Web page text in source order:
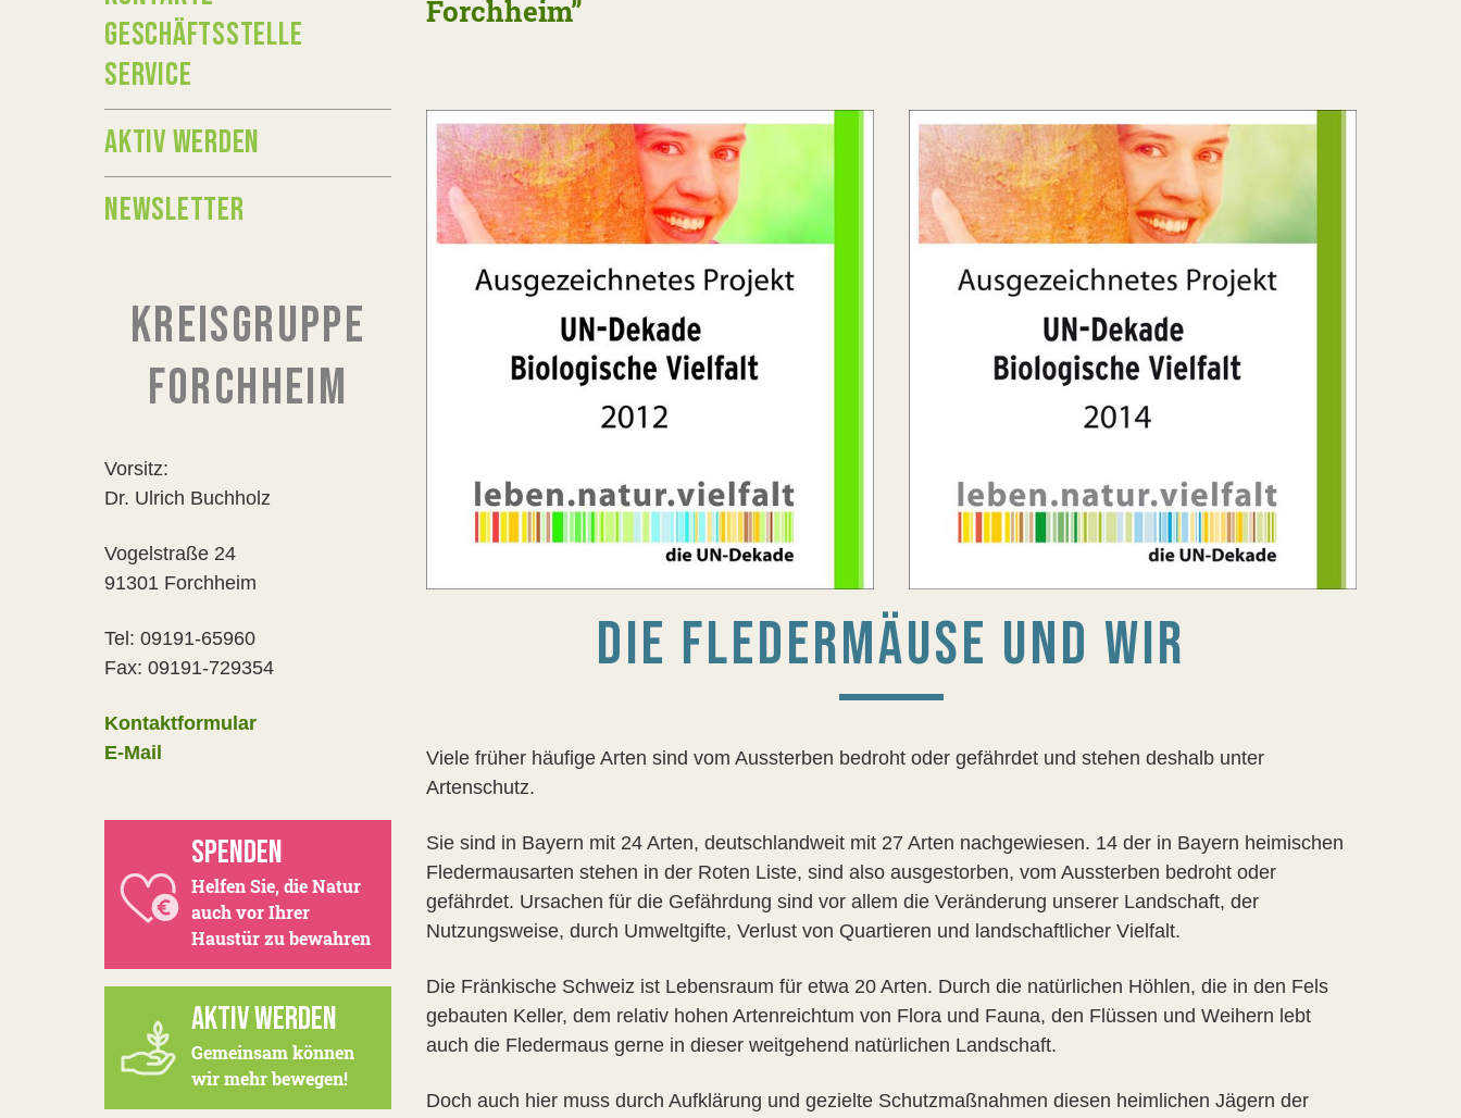
Forchheim”
DIE FLEDERMÄUSE UND WIR
Viele früher häufige Arten sind vom Aussterben bedroht oder gefährdet und stehen deshalb unter
Artenschutz.
Sie sind in Bayern mit 24 Arten, deutschlandweit mit 27 Arten nachgewiesen. 14 der in Bayern heimischen
Fledermausarten stehen in der Roten Liste, sind also ausgestorben, vom Aussterben bedroht oder
gefährdet. Ursachen für die Gefährdung sind vor allem die Veränderung unserer Landschaft, der
Nutzungsweise, durch Umweltgifte, Verlust von Quartieren und landschaftlicher Vielfalt.
Die Fränkische Schweiz ist Lebensraum für etwa 20 Arten. Durch die natürlichen Höhlen, die in den Fels
gebauten Keller, dem relativ hohen Artenreichtum von Flora und Fauna, den Flüssen und Weihern lebt
auch die Fledermaus gerne in dieser weitgehend natürlichen Landschaft.
Doch auch hier muss durch Aufklärung und gezielte Schutzmaßnahmen diesen heimlichen Jägern der
GESCHÄFTSSTELLE
SERVICE
AKTIV WERDEN
NEWSLETTER
KREISGRUPPE
FORCHHEIM
Vorsitz:
Dr. Ulrich Buchholz
Vogelstraße 24
91301 Forchheim
Tel: 09191-65960
Fax: 09191-729354
Kontaktformular
E-Mail
SPENDEN
Helfen Sie, die Natur
auch vor Ihrer
Haustür zu bewahren
AKTIV WERDEN
Gemeinsam können
wir mehr bewegen!